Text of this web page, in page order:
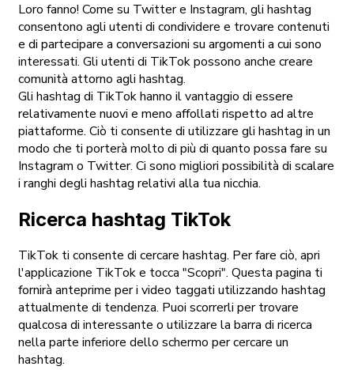
Loro fanno! Come su Twitter e Instagram, gli hashtag
consentono agli utenti di condividere e trovare contenuti
e di partecipare a conversazioni su argomenti a cui sono
interessati. Gli utenti di TikTok possono anche creare
comunità attorno agli hashtag.
Gli hashtag di TikTok hanno il vantaggio di essere
relativamente nuovi e meno affollati rispetto ad altre
piattaforme. Ciò ti consente di utilizzare gli hashtag in un
modo che ti porterà molto di più di quanto possa fare su
Instagram o Twitter. Ci sono migliori possibilità di scalare
i ranghi degli hashtag relativi alla tua nicchia.
Ricerca hashtag TikTok
TikTok ti consente di cercare hashtag. Per fare ciò, apri
l'applicazione TikTok e tocca "Scopri". Questa pagina ti
fornirà anteprime per i video taggati utilizzando hashtag
attualmente di tendenza. Puoi scorrerli per trovare
qualcosa di interessante o utilizzare la barra di ricerca
nella parte inferiore dello schermo per cercare un
hashtag.